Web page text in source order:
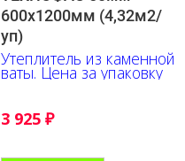
600х1200мм (4,32м2/
уп)
Утеплитель из каменной
ваты. Цена за упаковку
3 925 ₽